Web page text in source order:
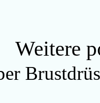
Weitere